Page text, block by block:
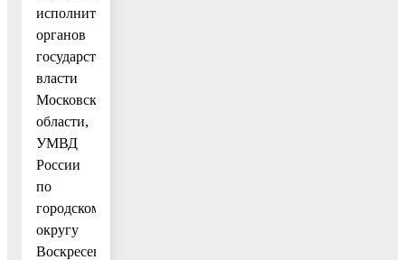
исполнительных
органов
государственной
власти
Московской
области,
УМВД
России
по
городскому
округу
Воскресенск,